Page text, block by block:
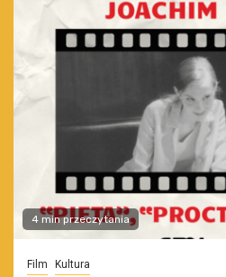
4 min przeczytania
Film Kultura